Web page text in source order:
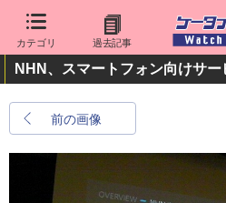
カテゴリ 過去記事
NHN、スマートフォン向けサー
前の画像